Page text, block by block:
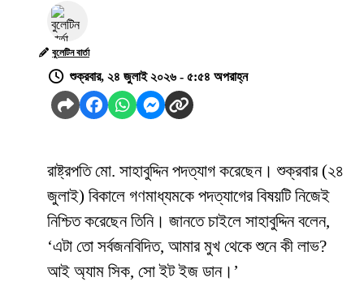
বুলেটিন বার্তা
শুক্রবার, ২৪ জুলাই ২০২৬ - ৫:৫৪ অপরাহ্ন
রাষ্ট্রপতি মো. সাহাবুদ্দিন পদত্যাগ করেছেন। শুক্রবার (২৪
জুলাই) বিকালে গণমাধ্যমকে পদত্যাগের বিষয়টি নিজেই
নিশ্চিত করেছেন তিনি। জানতে চাইলে সাহাবুদ্দিন বলেন,
‘এটা তো সর্বজনবিদিত, আমার মুখ থেকে শুনে কী লাভ?
আই অ্যাম সিক, সো ইট ইজ ডান।’